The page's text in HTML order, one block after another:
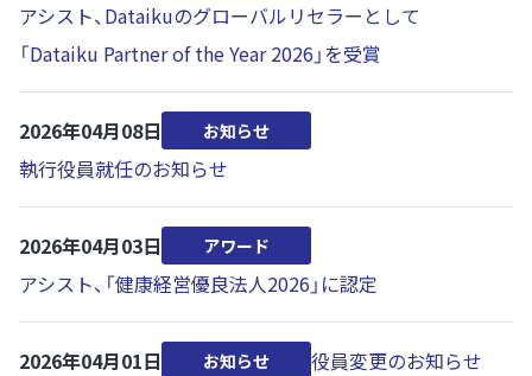
アシスト、Dataikuのグローバルリセラーとして
「Dataiku Partner of the Year 2026」を受賞
2026年04月08日 お知らせ
執行役員就任のお知らせ
2026年04月03日 アワード
アシスト、「健康経営優良法人2026」に認定
2026年04月01日 お知らせ 役員変更のお知らせ